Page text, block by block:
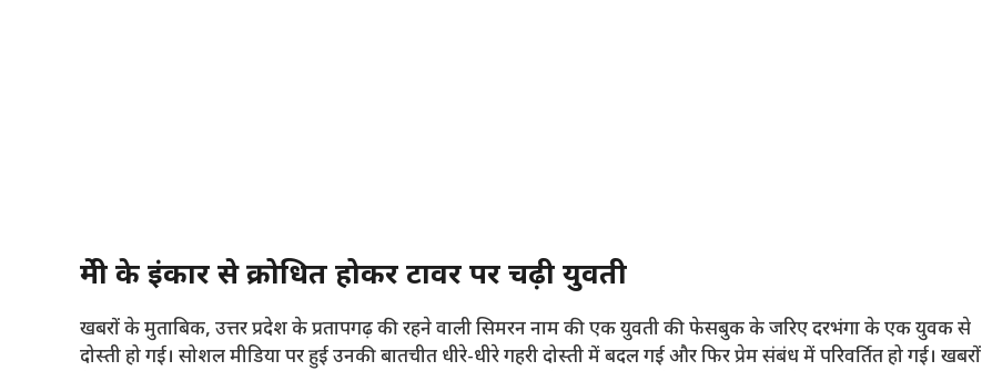
प्रेमी के इंकार सेक्रोधित होकर टावर पर चढ़ी युवती
खबरों के मुताबिक, उत्तर प्रदेश के प्रतापगढ़ की रहने वाली सिमरन नाम की एक युवती की फेसबुक के जरिए दरभंगा के एक युवक से
दोस्ती हो गई। सोशल मीडिया पर हुई उनकी बातचीत धीरे-धीरे गहरी दोस्ती में बदल गई और फिर प्रेम संबंध में परिवर्तित हो गई। खबरों